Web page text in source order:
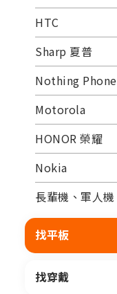
HTC
Sharp 夏普
Nothing Phone
Motorola
HONOR 榮耀
Nokia
長輩機、軍人機
找平板
找穿戴